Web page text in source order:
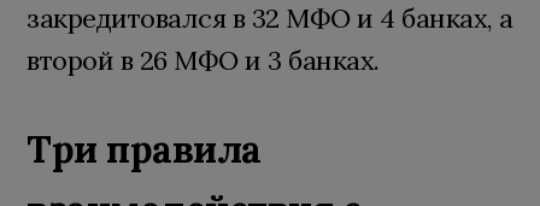
закредитовался в 32 МФО и 4 банках, а
второй в 26 МФО и 3 банках.
Три правила